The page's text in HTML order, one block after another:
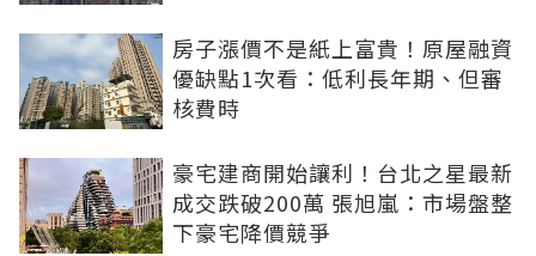
房子漲價不是紙上富貴！原屋融資
優缺點1次看：低利長年期、但審
核費時
豪宅建商開始讓利！台北之星最新
成交跌破200萬 張旭嵐：市場盤整
下豪宅降價競爭